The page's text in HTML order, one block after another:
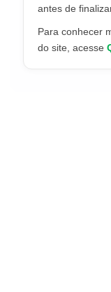
antes de
Para conhecer
do site, acesse